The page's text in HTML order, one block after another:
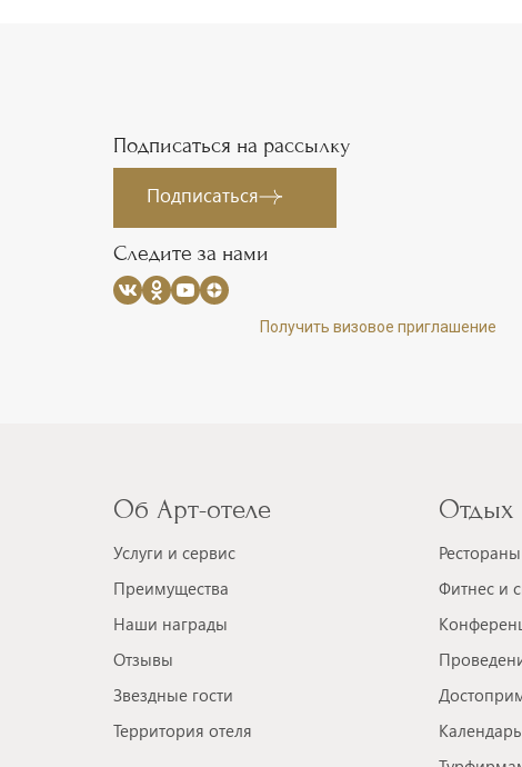
Подписаться на рассылку
Подписаться
Следите за нами
Получить визовое приглашение
Об Арт-отеле
Услуги и сервис
Преимущества
Наши награды
Отзывы
Звездные гости
Территория отеля
Отдых
Рестораны
Фитнес и